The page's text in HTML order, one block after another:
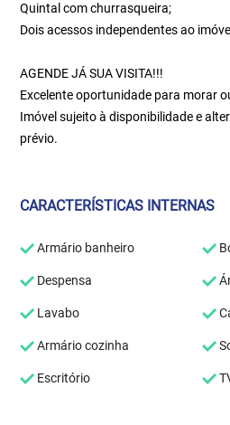
Quintal com churrasqueira;
Dois acessos independentes ao
AGENDE JÁ SUA VISITA!!!
Excelente oportunidade para morar
Imóvel sujeito à disponibilidade e
prévio.
CARACTERÍSTICAS INTERNAS
Armário banheiro
Despensa
Lavabo
Armário cozinha
Escritório